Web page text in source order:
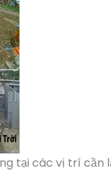
tại các vị trí